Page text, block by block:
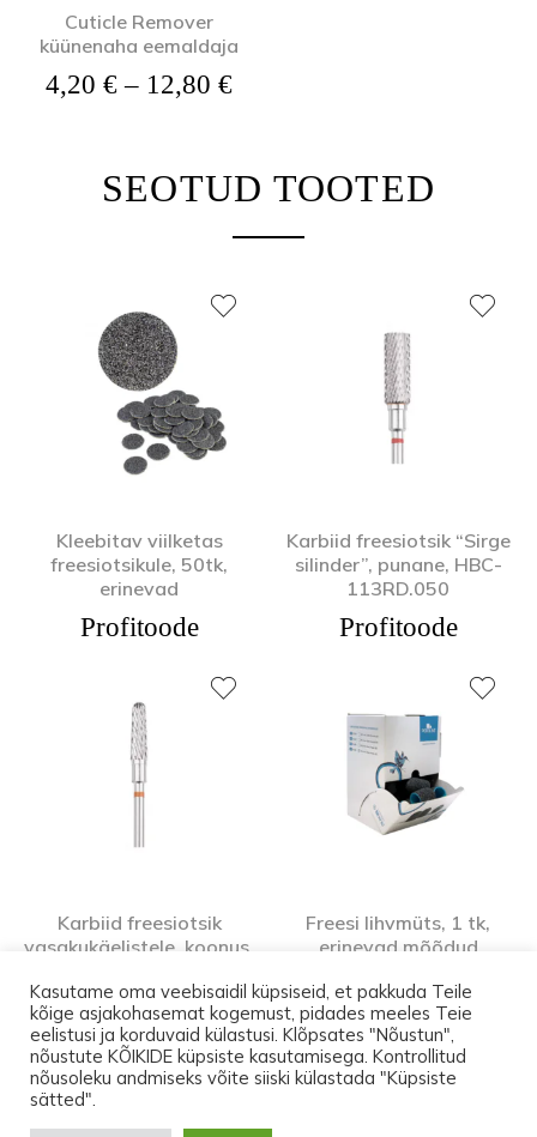
Kuni 17.augustini on transport Eesti-siseselt
pakiautomaati TASUTA. Ostes tooteid vähemalt
Cuticle Remover
küünenaha eemaldaja
4,20 € – 12,80 €Hinnavahemik: 4,20 €
SEOTUD TOOTED
Kleebitav viilketas
freesiotsikule, 50tk,
erinevad
Profitoode
Karbiid freesiotsik “Sirge
silinder”, punane, HBC-
113RD.050
Profitoode
Karbiid freesiotsik
vasakukäelistele, koonus,
mm
Profitoode
Freesi lihvmüts, 1 tk,
erinevad mõõdud
Profitoode
Kasutame oma veebisaidil küpsiseid, et pakkuda Teile
kõige asjakohasemat kogemust, pidades meeles Teie
eelistusi ja korduvaid külastusi. Klõpsates "Nõustun",
nõustute KÕIKIDE küpsiste kasutamisega. Kontrollitud
nõusoleku andmiseks võite siiski külastada "Küpsiste
sätted".